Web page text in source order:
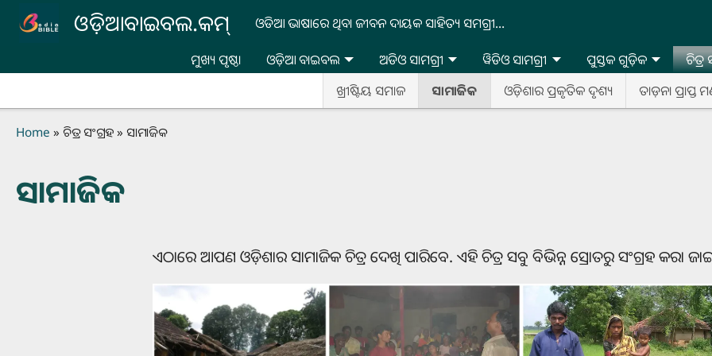
Skip to main contentଓଡ଼ିଆବାଇବଲ.କମ୍ ଓଡିଆ ଭାଷାରେ ଥିବା ଜୀବନ ଦାୟକ ସାହିତ୍ୟ ସମଗ୍ରୀ...
ମୁଖ୍ୟ ପୃଷ୍ଠା ଓଡ଼ିଆ ବାଇବଲ ଅଡିଓ ସାମଗ୍ରୀ ୱିଡିଓ ସାମଗ୍ରୀ ପୁସ୍ତକ ଗୁଡ଼ିକ
ଚିତ୍ର
ଖ୍ରୀଷ୍ଟିୟ ସମାଜ
ସାମାଜିକ ଓଡ଼ିଶାର ପ୍ରକୃତିକ ଦୃଶ୍ୟ ତାଡ଼ନା ପ୍ରାପ୍ତ
Breadcrumb
Home ଚିତ୍ର ସଂଗ୍ରହ ସାମାଜିକ
ସାମାଜିକ
ଏଠାରେ ଆପଣ ଓଡ଼ିଶାର ସାମାଜିକ ଚିତ୍ର ଦେଖି ପାରିବେ. ଏହି ଚିତ୍ର ସବୁ ବିଭିନ୍ନ ସ୍ରୋତରୁ ସଂଗ୍ରହ କରା